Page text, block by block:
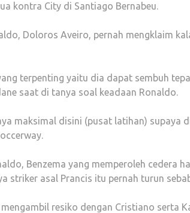
kontra City di Santiago Bernabeu.
Doloros Aveiro, pernah mengklaim
terpenting yaitu dia dapat sembuh
saat di tanya soal keadaan Ronaldo.
maksimal disini (pusat latihan) supaya
Benzema yang memperoleh cedera
striker asal Prancis itu pernah turun
resiko dengan Cristiano serta